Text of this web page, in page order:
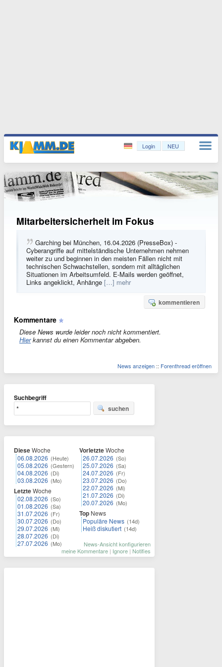
Login NEU
Mitarbeitersicherheit im Fokus
Garching bei München, 16.04.2026 (PresseBox) -
Cyberangriffe auf mittelständische Unternehmen nehmen
weiter zu und beginnen in den meisten Fällen nicht mit
technischen Schwachstellen, sondern mit alltäglichen
Situationen im Arbeitsumfeld. E-Mails werden geöffnet,
Links angeklickt, Anhänge […] mehr
kommentieren
Kommentare
Diese News wurde leider noch nicht kommentiert.
Hierkannst du einen Kommentar abgeben.
News anzeigen :: Forenthread eröffnen
Suchbegriff
suchen
DieseWoche
06.08.2026 (Heute)
05.08.2026 (Gestern)
04.08.2026 (Di)
03.08.2026 (Mo)
LetzteWoche
02.08.2026 (So)
01.08.2026 (Sa)
31.07.2026 (Fr)
30.07.2026 (Do)
29.07.2026 (Mi)
28.07.2026 (Di)
27.07.2026 (Mo)
VorletzteWoche
26.07.2026 (So)
25.07.2026 (Sa)
24.07.2026 (Fr)
23.07.2026 (Do)
22.07.2026 (Mi)
21.07.2026 (Di)
20.07.2026 (Mo)
Top News
Populäre News (14d)
Heiß diskutiert (14d)
News-Ansicht konfigurieren
meine Kommentare | Ignore | Notifies